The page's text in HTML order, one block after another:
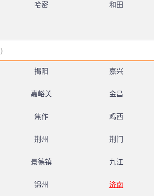
哈密 和田
揭阳 嘉兴
嘉峪关 金昌
焦作 鸡西
荆州 荆门
景德镇 九江
锦州 济南